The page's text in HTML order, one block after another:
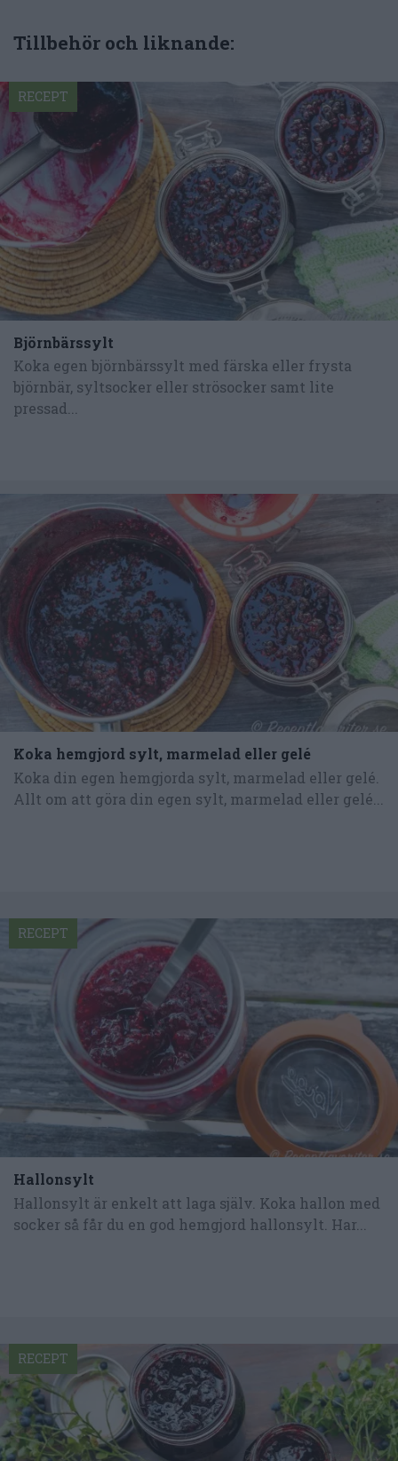
Tillbehör och liknande:
Björnbärssylt
Koka egen björnbärssylt med färska eller frysta
björnbär, syltsocker eller strösocker samt lite
pressad...
RECEPT
Koka hemgjord sylt, marmelad eller gelé
Koka din egen hemgjorda sylt, marmelad eller gelé.
Allt om att göra din egen sylt, marmelad eller gelé...
Hallonsylt
Hallonsylt är enkelt att laga själv. Koka hallon med
socker så får du en god hemgjord hallonsylt. Har...
RECEPT
RECEPT